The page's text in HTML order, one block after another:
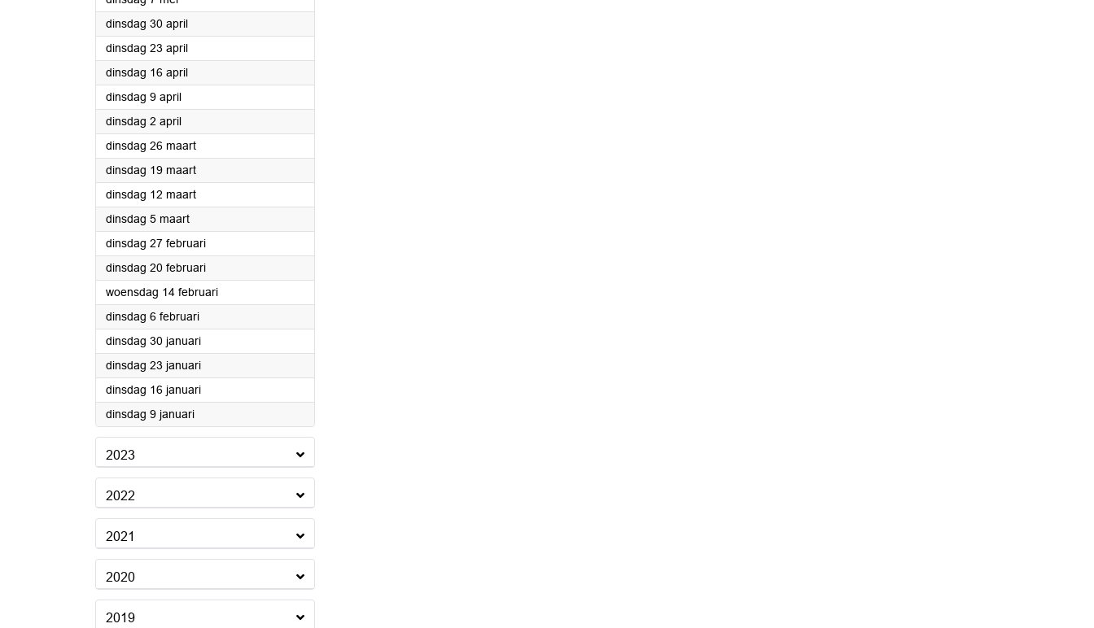
dinsdag 30 april2024
dinsdag 23 april2024
dinsdag 16 april2024
dinsdag 9 april2024
dinsdag 2 april2024
dinsdag 26 maart2024
dinsdag 19 maart2024
dinsdag 12 maart2024
dinsdag 5 maart2024
dinsdag 27 februari2024
dinsdag 20 februari2024
woensdag 14 februari2024
dinsdag 6 februari2024
dinsdag 30 januari2024
dinsdag 23 januari2024
dinsdag 16 januari2024
dinsdag 9 januari2024
2023
2022
2021
2020
2019